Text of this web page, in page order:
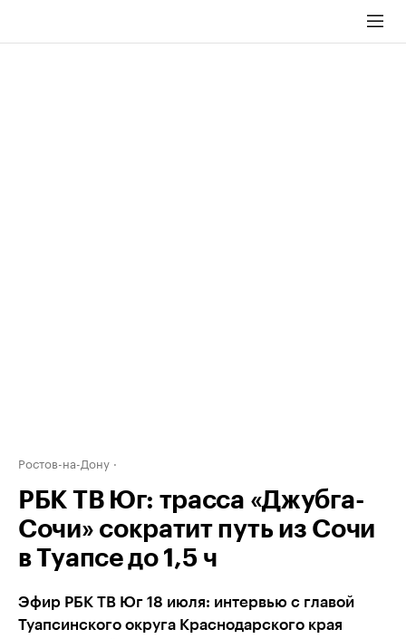
Ростов-на-Дону
РБК ТВ Юг: трасса «Джубга-
Сочи» сократит путь из Сочи
в Туапсе до 1,5 ч
Эфир РБК ТВ Юг 18 июля: интервью с главой
Туапсинского округа Краснодарского края